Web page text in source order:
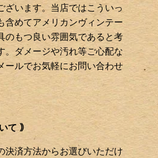
ざいます。当店ではこういっ
含めてアメリカンヴィンテー
のもつ良い雰囲気であると考
。ダメージや汚れ等ご心配な
ールでお気軽にお問い合わせ
て ｠
決済方法からお選びいただけ